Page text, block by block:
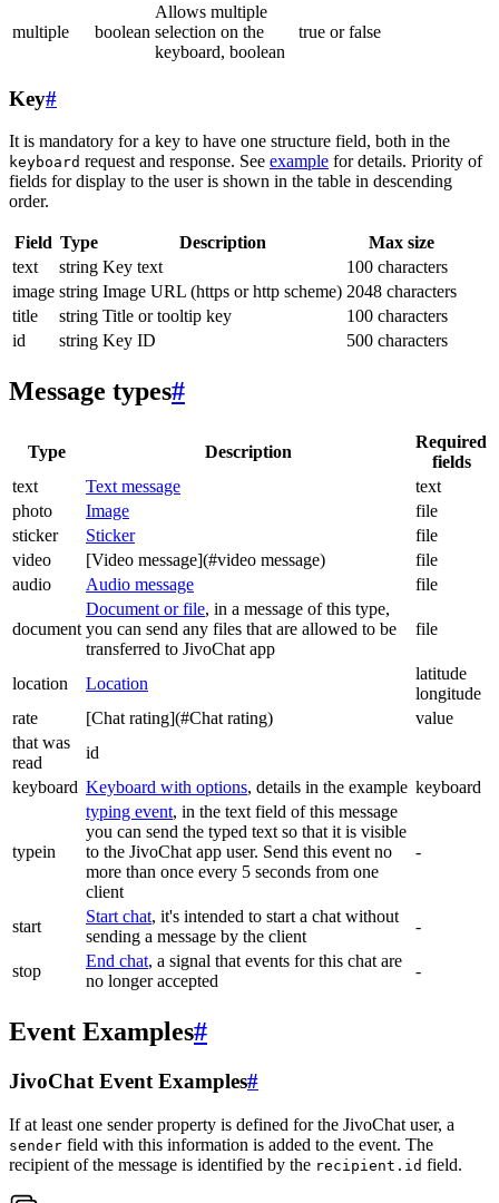
multiple boolean
Allows multiple
selection on the
keyboard, boolean
true or false
Key#
It is mandatory for a key to have one structure field, both in the
keyboard request and response. See example for details. Priority of
fields for display to the user is shown in the table in descending
order.
Field Type Description
Max size
text
string Key text
100 characters
image string Image URL (https or http scheme) 2048 characters
title
string Title or tooltip key
100 characters
id
string Key ID 500 characters
Message types#
Type Description
Required
fields
text
Text message
text
photo
Image
file
sticker
Sticker
file
video
[Video message](#video message)
file
audio
Audio message file
document
Document or file, in a message of this type,
you can send any files that are allowed to be
transferred to JivoChat app
file
location Location
latitude
longitude
rate
[Chat rating](#Chat rating)
value
that was
read
id
keyboard Keyboard with options, details in the example keyboard
typein
typing event, in the text field of this message
you can send the typed text so that it is visible
to the JivoChat app user. Send this event no
more than once every 5 seconds from one
client
-
start
Start chat, it's intended to start a chat without
sending a message by the client
-
stop
End chat, a signal that events for this chat are
no longer accepted
-
Event Examples#
JivoChat Event Examples#
If at least one sender property is defined for the JivoChat user, a
sender field with this information is added to the event. The
recipient of the message is identified by the recipient.id field.